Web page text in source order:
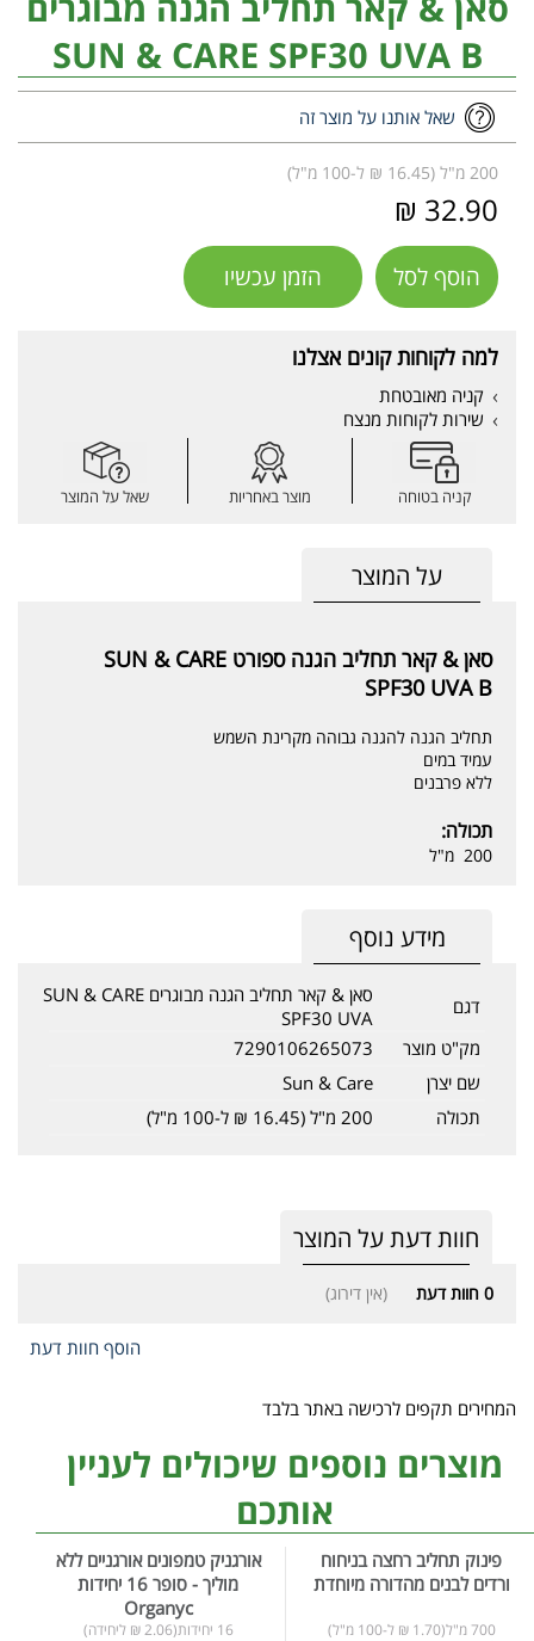
SUN & CARE SPF30 UVA B
שאל אותנו על מוצר זה
200 מ"ל (16.45 ₪ ל-100 מ"ל)
32.90 ₪
הוסף לסל הזמן עכשיו
למה לקוחות קונים אצלנו
קניה מאובטחת
שירות לקוחות מנצח
קניה בטוחה מוצר באחריות שאל על המוצר
על המוצר
סאן & קאר תחליב הגנה ספורט SUN & CARE
SPF30 UVA B
תחליב הגנה להגנה גבוהה מקרינת השמש
עמיד במים
ללא פרבנים
תכולה:
200 מ"ל
מידע נוסף
דגם
סאן & קאר תחליב הגנה מבוגרים SUN & CARE
SPF30 UVA
מק"ט מוצר
7290106265073
שם יצרן
Sun & Care
תכולה
200 מ"ל (16.45 ₪ ל-100 מ"ל)
חוות דעת על המוצר
0 חוות דעת (אין דירוג)
הוסף חוות דעת
המחירים תקפים לרכישה באתר בלבד
מוצרים נוספים שיכולים לעניין
אותכם
פינוק תחליב רחצה בניחוח
ורדים לבנים מהדורה מיוחדת
700 מ"ל(1.70 ₪ ל-100 מ"ל)
אורגניק טמפונים אורגניים ללא
מוליך - סופר 16 יחידות
Organyc
16 יחידות(2.06 ₪ ליחידה)